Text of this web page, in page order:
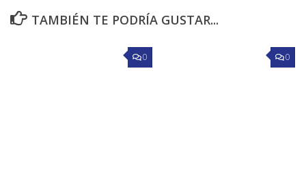
TAMBIÉN TE PODRÍA GUSTAR...
0 0